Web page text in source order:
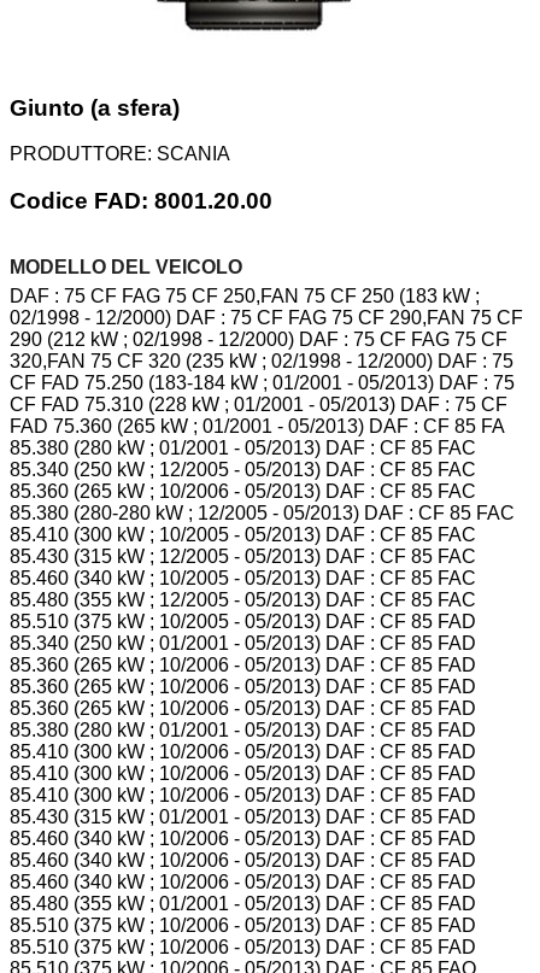
Giunto (a sfera)
PRODUTTORE: SCANIA
Codice FAD: 8001.20.00
MODELLO DEL VEICOLO
DAF : 75 CF FAG 75 CF 250,FAN 75 CF 250 (183 kW ;
02/1998 - 12/2000) DAF : 75 CF FAG 75 CF 290,FAN 75 CF
290 (212 kW ; 02/1998 - 12/2000) DAF : 75 CF FAG 75 CF
320,FAN 75 CF 320 (235 kW ; 02/1998 - 12/2000) DAF : 75
CF FAD 75.250 (183-184 kW ; 01/2001 - 05/2013) DAF : 75
CF FAD 75.310 (228 kW ; 01/2001 - 05/2013) DAF : 75 CF
FAD 75.360 (265 kW ; 01/2001 - 05/2013) DAF : CF 85 FA
85.380 (280 kW ; 01/2001 - 05/2013) DAF : CF 85 FAC
85.340 (250 kW ; 12/2005 - 05/2013) DAF : CF 85 FAC
85.360 (265 kW ; 10/2006 - 05/2013) DAF : CF 85 FAC
85.380 (280-280 kW ; 12/2005 - 05/2013) DAF : CF 85 FAC
85.410 (300 kW ; 10/2005 - 05/2013) DAF : CF 85 FAC
85.430 (315 kW ; 12/2005 - 05/2013) DAF : CF 85 FAC
85.460 (340 kW ; 10/2005 - 05/2013) DAF : CF 85 FAC
85.480 (355 kW ; 12/2005 - 05/2013) DAF : CF 85 FAC
85.510 (375 kW ; 10/2005 - 05/2013) DAF : CF 85 FAD
85.340 (250 kW ; 01/2001 - 05/2013) DAF : CF 85 FAD
85.360 (265 kW ; 10/2006 - 05/2013) DAF : CF 85 FAD
85.360 (265 kW ; 10/2006 - 05/2013) DAF : CF 85 FAD
85.360 (265 kW ; 10/2006 - 05/2013) DAF : CF 85 FAD
85.380 (280 kW ; 01/2001 - 05/2013) DAF : CF 85 FAD
85.410 (300 kW ; 10/2006 - 05/2013) DAF : CF 85 FAD
85.410 (300 kW ; 10/2006 - 05/2013) DAF : CF 85 FAD
85.410 (300 kW ; 10/2006 - 05/2013) DAF : CF 85 FAD
85.430 (315 kW ; 01/2001 - 05/2013) DAF : CF 85 FAD
85.460 (340 kW ; 10/2006 - 05/2013) DAF : CF 85 FAD
85.460 (340 kW ; 10/2006 - 05/2013) DAF : CF 85 FAD
85.460 (340 kW ; 10/2006 - 05/2013) DAF : CF 85 FAD
85.480 (355 kW ; 01/2001 - 05/2013) DAF : CF 85 FAD
85.510 (375 kW ; 10/2006 - 05/2013) DAF : CF 85 FAD
85.510 (375 kW ; 10/2006 - 05/2013) DAF : CF 85 FAD
85.510 (375 kW ; 10/2006 - 05/2013) DAF : CF 85 FAQ